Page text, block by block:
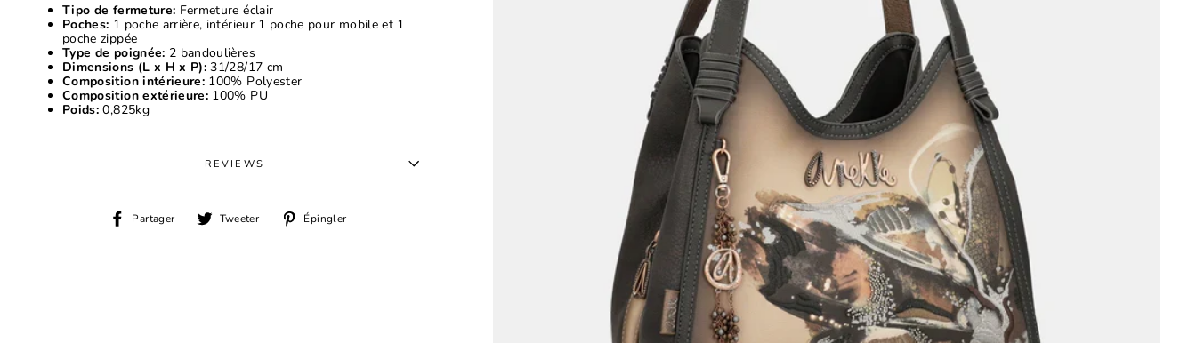
Tipo de fermeture: Fermeture éclair
Poches: 1 poche arrière, intérieur 1 poche pour mobile et 1
poche zippée
Type de poignée: 2 bandoulières
Dimensions (L x H x P): 31/28/17 cm
Composition intérieure: 100% Polyester
Composition extérieure: 100% PU
Poids: 0,825kg
REVIEWS
Partager
PartagerTweeter
TweeterÉpingler